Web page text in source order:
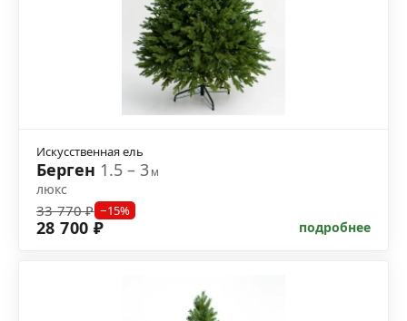
Искусственная ель
Берген 1.5 – 3м
люкс
33 770 ₽ −15%
28 700 ₽ подробнее